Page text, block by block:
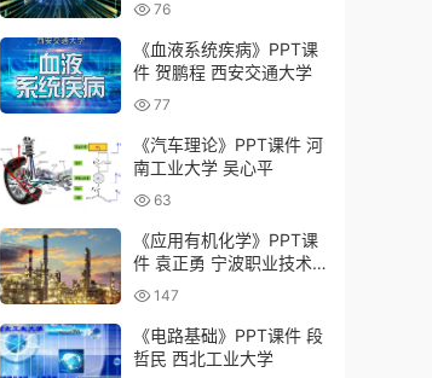
76
《血液系统疾病》PPT课
件 贺鹏程 西安交通大学
77
《汽车理论》PPT课件 河
南工业大学 吴心平
63
《应用有机化学》PPT课
件 袁正勇 宁波职业技术
学院147
《电路基础》PPT课件 段
哲民 西北工业大学